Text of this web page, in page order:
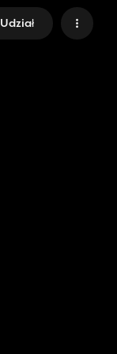
Udział